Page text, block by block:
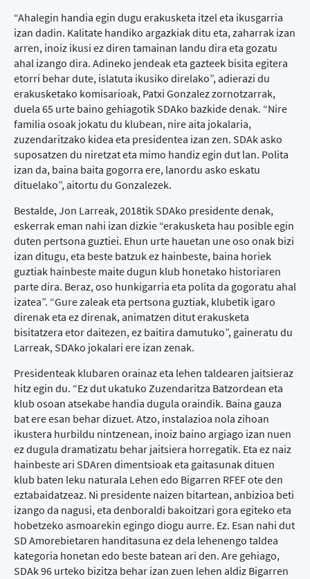
“Ahalegin handia egin dugu erakusketa itzel eta ikusgarria
izan dadin. Kalitate handiko argazkiak ditu eta, zaharrak izan
arren, inoiz ikusi ez diren tamainan landu dira eta gozatu
ahal izango dira. Adineko jendeak eta gazteek bisita egitera
etorri behar dute, islatuta ikusiko direlako”, adierazi du
erakusketako komisarioak, Patxi Gonzalez zornotzarrak,
duela 65 urte baino gehiagotik SDAko bazkide denak. “Nire
familia osoak jokatu du klubean, nire aita jokalaria,
zuzendaritzako kidea eta presidentea izan zen. SDAk asko
suposatzen du niretzat eta mimo handiz egin dut lan. Polita
izan da, baina baita gogorra ere, lanordu asko eskatu
dituelako”, aitortu du Gonzalezek.
Bestalde, Jon Larreak, 2018tik SDAko presidente denak,
eskerrak eman nahi izan dizkie “erakusketa hau posible egin
duten pertsona guztiei. Ehun urte hauetan une oso onak bizi
izan ditugu, eta beste batzuk ez hainbeste, baina horiek
guztiak hainbeste maite dugun klub honetako historiaren
parte dira. Beraz, oso hunkigarria eta polita da gogoratu ahal
izatea”. “Gure zaleak eta pertsona guztiak, klubetik igaro
direnak eta ez direnak, animatzen ditut erakusketa
bisitatzera etor daitezen, ez baitira damutuko”, gaineratu du
Larreak, SDAko jokalari ere izan zenak.
Presidenteak klubaren orainaz eta lehen taldearen jaitsieraz
hitz egin du. “Ez dut ukatuko Zuzendaritza Batzordean eta
klub osoan atsekabe handia dugula oraindik. Baina gauza
bat ere esan behar dizuet. Atzo, instalazioa nola zihoan
ikustera hurbildu nintzenean, inoiz baino argiago izan nuen
ez dugula dramatizatu behar jaitsiera horregatik. Eta ez naiz
hainbeste ari SDAren dimentsioak eta gaitasunak dituen
klub baten leku naturala Lehen edo Bigarren RFEF ote den
eztabaidatzeaz. Ni presidente naizen bitartean, anbizioa beti
izango da nagusi, eta denboraldi bakoitzari gora egiteko eta
hobetzeko asmoarekin egingo diogu aurre. Ez. Esan nahi dut
SD Amorebietaren handitasuna ez dela lehenengo taldea
kategoria honetan edo beste batean ari den. Are gehiago,
SDAk 96 urteko bizitza behar izan zuen lehen aldiz Bigarren